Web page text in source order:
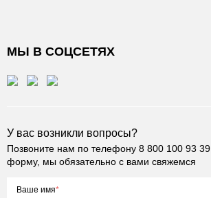
МЫ В СОЦСЕТЯХ
У вас возникли вопросы?
Позвоните нам по телефону 8 800 100 93 39
форму, мы обязательно с вами свяжемся
Ваше имя